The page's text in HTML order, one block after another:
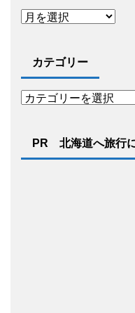
カテゴリー
PR 北海道へ旅行